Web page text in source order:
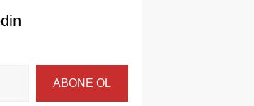
ABONE OL